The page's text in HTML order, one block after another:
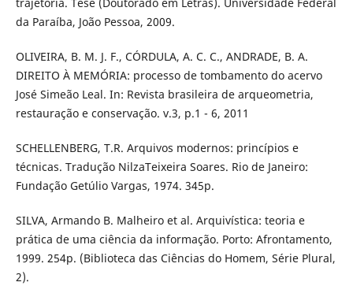
da Paraíba, João Pessoa, 2009.
OLIVEIRA, B. M. J. F., CÓRDULA, A. C. C., ANDRADE, B. A.
DIREITO À MEMÓRIA: processo de tombamento do acervo
José Simeão Leal. In: Revista brasileira de arqueometria,
restauração e conservação. v.3, p.1 - 6, 2011
SCHELLENBERG, T.R. Arquivos modernos: princípios e
técnicas. Tradução NilzaTeixeira Soares. Rio de Janeiro:
Fundação Getúlio Vargas, 1974. 345p.
SILVA, Armando B. Malheiro et al. Arquivística: teoria e
prática de uma ciência da informação. Porto: Afrontamento,
1999. 254p. (Biblioteca das Ciências do Homem, Série Plural,
2).